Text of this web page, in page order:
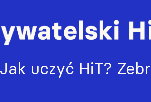
Jak uczyć HiT?